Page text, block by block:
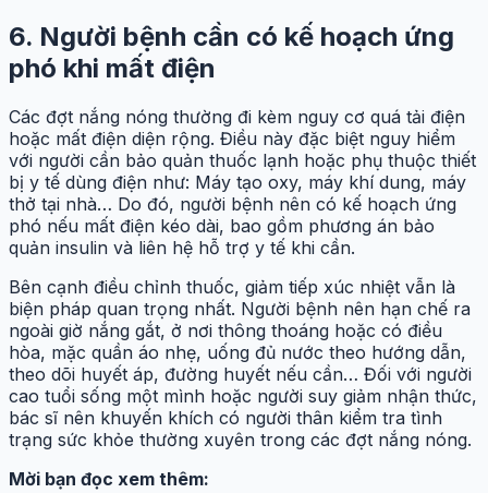
6. Người bệnh cần có kế hoạch ứng
phó khi mất điện
Các đợt nắng nóng thường đi kèm nguy cơ quá tải điện
hoặc mất điện diện rộng. Điều này đặc biệt nguy hiểm
với người cần bảo quản thuốc lạnh hoặc phụ thuộc thiết
bị y tế dùng điện như: Máy tạo oxy, máy khí dung, máy
thở tại nhà… Do đó, người bệnh nên có kế hoạch ứng
phó nếu mất điện kéo dài, bao gồm phương án bảo
quản insulin và liên hệ hỗ trợ y tế khi cần.
Bên cạnh điều chỉnh thuốc, giảm tiếp xúc nhiệt vẫn là
biện pháp quan trọng nhất. Người bệnh nên hạn chế ra
ngoài giờ nắng gắt, ở nơi thông thoáng hoặc có điều
hòa, mặc quần áo nhẹ, uống đủ nước theo hướng dẫn,
theo dõi huyết áp, đường huyết nếu cần… Đối với người
cao tuổi sống một mình hoặc người suy giảm nhận thức,
bác sĩ nên khuyến khích có người thân kiểm tra tình
trạng sức khỏe thường xuyên trong các đợt nắng nóng.
Mời bạn đọc xem thêm: